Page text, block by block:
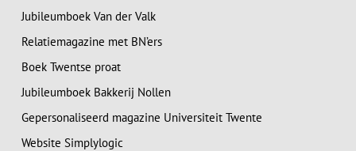
Jubileumboek Van der Valk
Relatiemagazine met BN’ers
Boek Twentse proat
Jubileumboek Bakkerij Nollen
Gepersonaliseerd magazine Universiteit Twente
Website Simplylogic